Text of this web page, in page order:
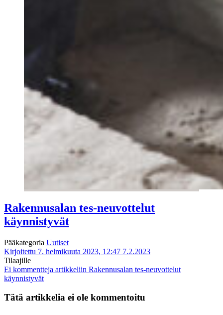
Rakennusalan tes-neuvottelut
käynnistyvät
Pääkategoria Uutiset
Kirjoitettu 7. helmikuuta 2023, 12:47 7.2.2023
Tilaajille
Ei kommentteja artikkeliin Rakennusalan tes-neuvottelut
käynnistyvät
Tätä artikkelia ei ole kommentoitu